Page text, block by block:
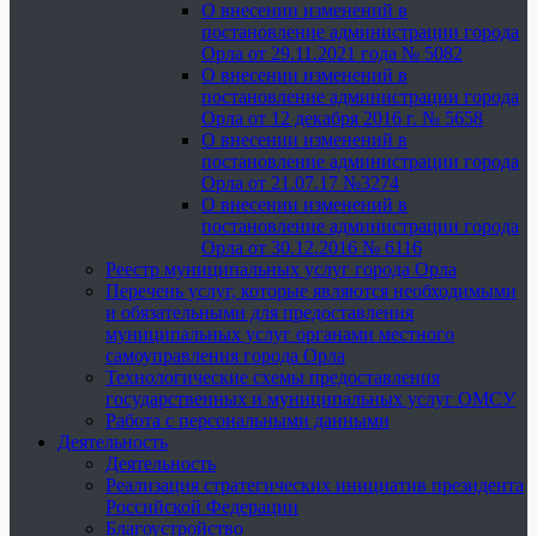
О внесении изменений в
постановление администрации города
Орла от 29.11.2021 года № 5082
О внесении изменений в
постановление администрации города
Орла от 12 декабря 2016 г. № 5658
О внесении изменений в
постановление администрации города
Орла от 21.07.17 №3274
О внесении изменений в
постановление администрации города
Орла от 30.12.2016 № 6116
Реестр муниципальных услуг города Орла
Перечень услуг, которые являются необходимыми
и обязательными для предоставления
муниципальных услуг органами местного
самоуправления города Орла
Технологические схемы предоставления
государственных и муниципальных услуг ОМСУ
Работа с персональными данными
Деятельность
Деятельность
Реализация стратегических инициатив президента
Российской Федерации
Благоустройство